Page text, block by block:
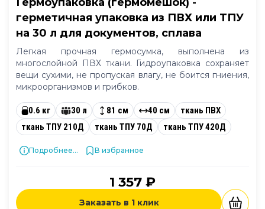
герметичная упаковка из ПВХ или ТПУ
на 30 л для документов, сплава
Легкая прочная гермосумка, выполнена из
многослойной ПВХ ткани. Гидроупаковка сохраняет
вещи сухими, не пропуская влагу, не боится гниения,
микроорганизмов и грибков.
0.6 кг 30 л 81 см 40 см
ткань ПВХ
ткань ТПУ 210Д
ткань ТПУ 70Д ткань ТПУ 420Д
Подробнее... В избранное
1 357 ₽
Заказать в 1 клик